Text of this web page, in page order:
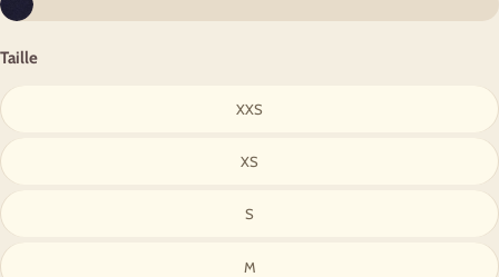
Taille
XXS
XS
S
M